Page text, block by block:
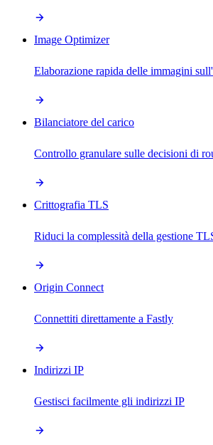
Image Optimizer
Elaborazione rapida delle immagini
Bilanciatore del carico
Controllo granulare sulle decisioni di
Crittografia TLS
Riduci la complessità della gestione
Origin Connect
Connettiti direttamente a Fastly
Indirizzi IP
Gestisci facilmente gli indirizzi IP